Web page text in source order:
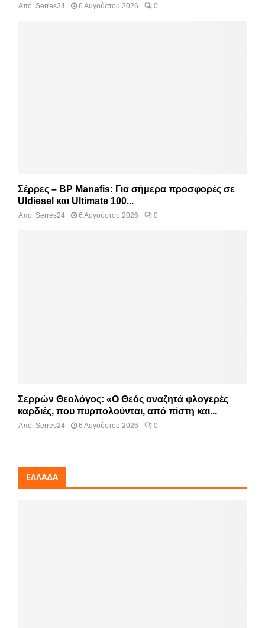
Από: Serres24 6 Αυγούστου 2026 0
Σέρρες – BP Manafis: Για σήμερα προσφορές σε
Uldiesel και Ultimate 100...
Από: Serres24 6 Αυγούστου 2026 0
Σερρών Θεολόγος: «Ο Θεός αναζητά φλογερές
καρδιές, που πυρπολούνται, από πίστη και...
Από: Serres24 6 Αυγούστου 2026 0
ΕΛΛΆΔΑ